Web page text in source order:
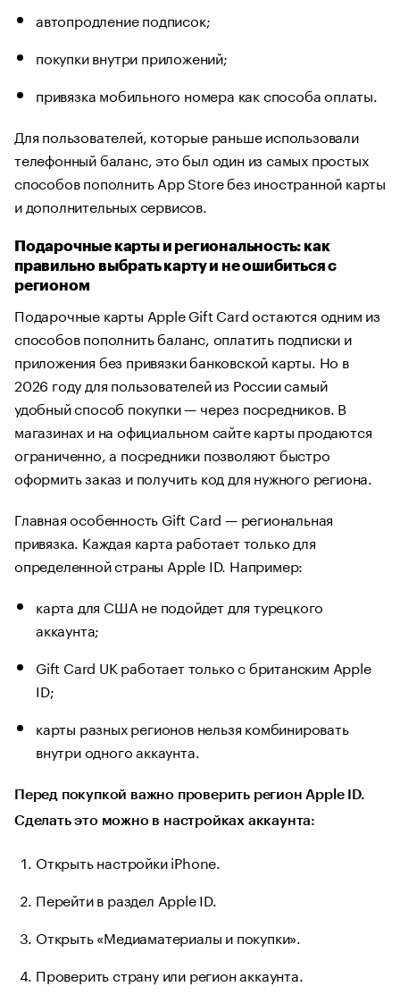
автопродление подписок;
покупки внутри приложений;
привязка мобильного номера как способа оплаты.
Для пользователей, которые раньше использовали
телефонный баланс, это был один из самых простых
способов пополнить App Store без иностранной карты
и дополнительных сервисов.
Подарочные карты и региональность: как
правильно выбрать карту и не ошибиться с
регионом
Подарочные карты Apple Gift Card остаются одним из
способов пополнить баланс, оплатить подписки и
приложения без привязки банковской карты. Но в
2026 году для пользователей из России самый
удобный способ покупки — через посредников. В
магазинах и на официальном сайте карты продаются
ограниченно, а посредники позволяют быстро
оформить заказ и получить код для нужного региона.
Главная особенность Gift Card — региональная
привязка. Каждая карта работает только для
определенной страны Apple ID. Например:
карта для США не подойдет для турецкого
аккаунта;
Gift Card UK работает только с британским Apple
ID;
карты разных регионов нельзя комбинировать
внутри одного аккаунта.
Перед покупкой важно проверить регион Apple ID.
Сделать это можно в настройках аккаунта:
Открыть настройки iPhone.
Перейти в раздел Apple ID.
Открыть «Медиаматериалы и покупки».
Проверить страну или регион аккаунта.